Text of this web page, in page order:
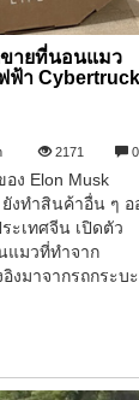
ขายที่นอนแมว
ฟ้า Cybertruck
2171 0
ง Elon Musk
งทำสินค้าอื่น ๆ อ
ะเทศจีน เปิดตัว
แมวที่ทำจาก
งมาจากรถกระบะ